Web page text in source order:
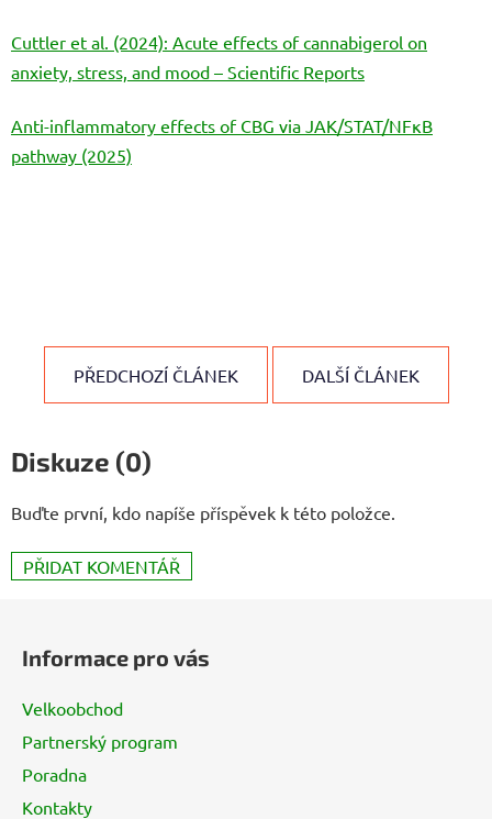
Cuttler et al. (2024): Acute effects of cannabigerol on
anxiety, stress, and mood – Scientific Reports
Anti-inflammatory effects of CBG via JAK/STAT/NFκB
pathway (2025)
PŘEDCHOZÍ ČLÁNEK DALŠÍ ČLÁNEK
Diskuze (0)
Buďte první, kdo napíše příspěvek k této položce.
PŘIDAT KOMENTÁŘ
Informace pro vás
Velkoobchod
Partnerský program
Poradna
Kontakty